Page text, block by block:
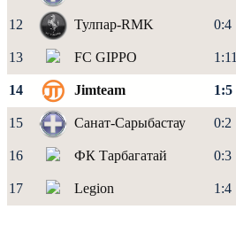
12 Тулпар-RMK 0:4
13 FC GIPPO 1:11
14 Jimteam 1:5
15 Санат-Сарыбастау 0:2
16 ФК Тарбагатай 0:3
17 Legion 1:4